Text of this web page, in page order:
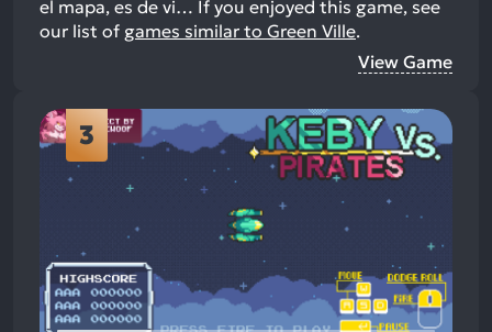
el mapa, es de vi… If you enjoyed this game, see
our list of games similar to Green Ville.
View Game
3